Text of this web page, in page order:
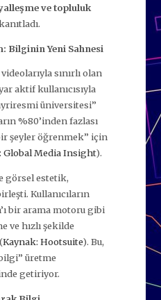
ve topluluk
Bilginin Yeni Sahnesi
sınırlı olan
aktif kullanıcısıyla
üniversitesi”
%80’inden fazlası
şeyler öğrenmek” için
Global Media Insight).
görsel estetik,
Kullanıcıların
bir arama motoru gibi
ve hızlı şekilde
Kaynak: Hootsuite). Bu,
üretme
getiriyor.